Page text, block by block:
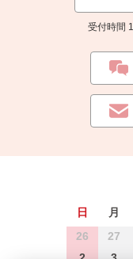
受付時間
日 月
26
27